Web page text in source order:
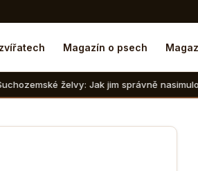
Magazín o psech
jim správně nasimulovat zimní spánek